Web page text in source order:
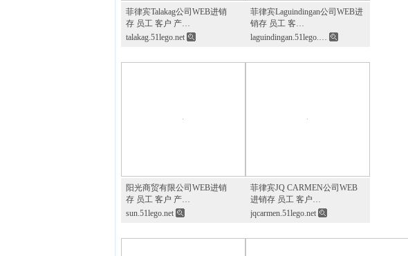
菲律宾Talakag公司WEB进销
存 员工 客户 产…
talakag.51lego.net
菲律宾Laguindingan公司WEB进
销存 员工 客…
laguindingan.51lego.…
阳光商贸有限公司WEB进销
存 员工 客户 产…
sun.51lego.net
菲律宾JQ CARMEN公司WEB
进销存 员工 客户…
jqcarmen.51lego.net